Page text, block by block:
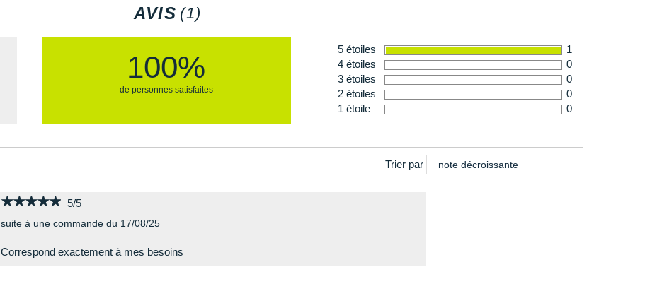
AVIS (1)
100%
de personnes satisfaites
5 étoiles
1
4 étoiles
0
3 étoiles
0
2 étoiles
0
1 étoile
0
Trier par note décroissante
★★★★★
★★★★★ 5/5
suite à une commande du 17/08/25
Correspond exactement à mes besoins